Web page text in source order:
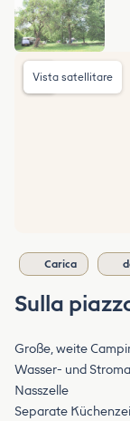
Vista satellitare
Carica
Sulla
Große, weite
Wasser- und
Nasszelle
Separate